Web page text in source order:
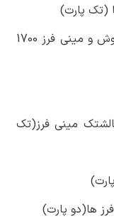
(تک پارت)
آموزش شناخت مینی فرز 1347 بوش و مینی فرز 1700
مینی فرز(تک
ها(دو پارت)